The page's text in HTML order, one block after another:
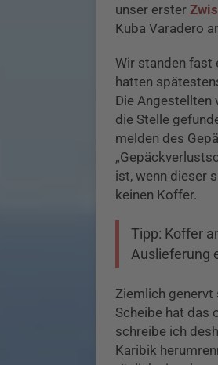
unser erster
Kuba Varadero
Wir standen fast
hatten
Die Angestellten
die Stelle
melden des
ist, wenn dieser
keinen Koffer.
Tipp: Koffer
Auslieferung
Ziemlich genervt
Scheibe hat das
schreibe ich
Karibik